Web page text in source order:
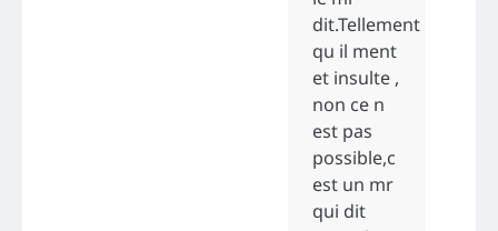
dit.Tellement
qu il ment
et insulte ,
non ce n
est pas
possible,c
est un mr
qui dit